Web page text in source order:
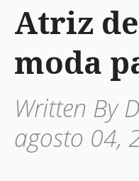
Atriz
moda
Written By
agosto 04,